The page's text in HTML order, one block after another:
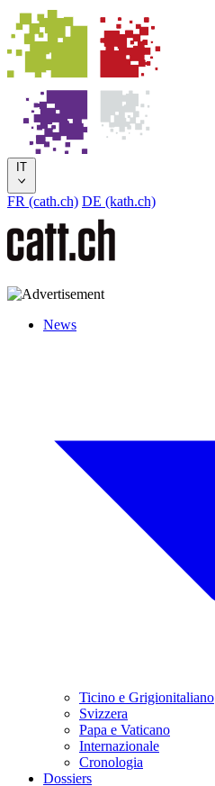
IT
FR (cath.ch) DE (kath.ch)
News
Ticino e Grigionitaliano
Svizzera
Papa e Vaticano
Internazionale
Cronologia
Dossiers